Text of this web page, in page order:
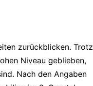
zurückblicken. Trotz
Niveau geblieben,
Nach den Angaben